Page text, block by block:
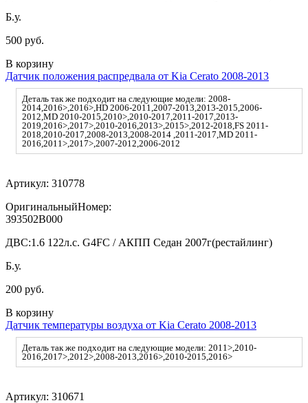
Б.у.
500 руб.
В корзину
Датчик положения распредвала от Kia Cerato 2008-2013
Деталь так же подходит на следующие модели: 2008-
2014,2016>,2016>,HD 2006-2011,2007-2013,2013-2015,2006-
2012,MD 2010-2015,2010>,2010-2017,2011-2017,2013-
2019,2016>,2017>,2010-2016,2013>,2015>,2012-2018,FS 2011-
2018,2010-2017,2008-2013,2008-2014 ,2011-2017,MD 2011-
2016,2011>,2017>,2007-2012,2006-2012
Артикул: 310778
ОригинальныйНомер:
393502B000
ДВС:1.6 122л.с. G4FC / АКПП Седан 2007г(рестайлинг)
Б.у.
200 руб.
В корзину
Датчик температуры воздуха от Kia Cerato 2008-2013
Деталь так же подходит на следующие модели: 2011>,2010-
2016,2017>,2012>,2008-2013,2016>,2010-2015,2016>
Артикул: 310671